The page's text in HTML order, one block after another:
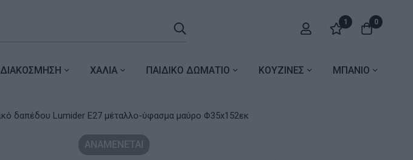
1 0
ΔΙΑΚΟΣΜΗΣΗ ΧΑΛΙΑ ΠΑΙΔΙΚΟ ΔΩΜΑΤΙΟ ΚΟΥΖΙΝΕΣ ΜΠΑΝΙΟ
Φωτιστικό δαπέδου Lumider Ε27 μέταλλο-ύφασμα μαύρο Φ35x152εκ
ΑΝΑΜΕΝΕΤΑΙ